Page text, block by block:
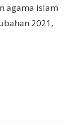
agama islam
2021,